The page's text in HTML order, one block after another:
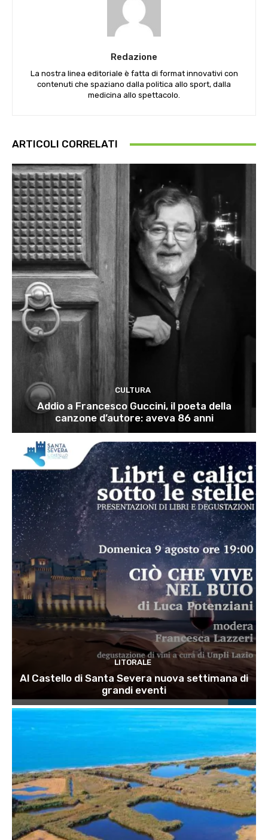
Redazione
La nostra linea editoriale è fatta di format innovativi con
contenuti che spaziano dalla politica allo sport, dalla
medicina allo spettacolo.
ARTICOLI CORRELATI
CULTURA
Addio a Francesco Guccini, il poeta della
canzone d’autore: aveva 86 anni
LITORALE
Al Castello di Santa Severa nuova settimana di
grandi eventi